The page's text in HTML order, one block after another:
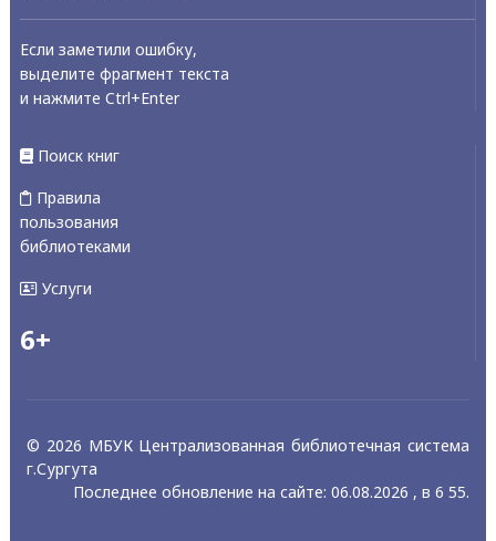
Если заметили ошибку,
выделите фрагмент текста
и нажмите Ctrl+Enter
Поиск книг
Правила
пользования
библиотеками
Услуги
6+
© 2026 МБУК Централизованная библиотечная система
г.Сургута
Последнее обновление на сайте: 06.08.2026 , в 6 55.